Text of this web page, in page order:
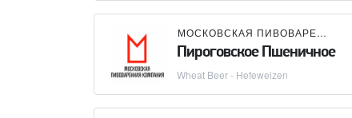
МОСКОВСКАЯ ПИВОВАРЕННАЯ КОМПАНИЯ (МПК)
Пироговское Пшеничное
Wheat Beer - Hefeweizen